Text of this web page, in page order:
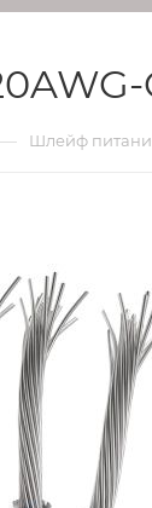
— Шлейф